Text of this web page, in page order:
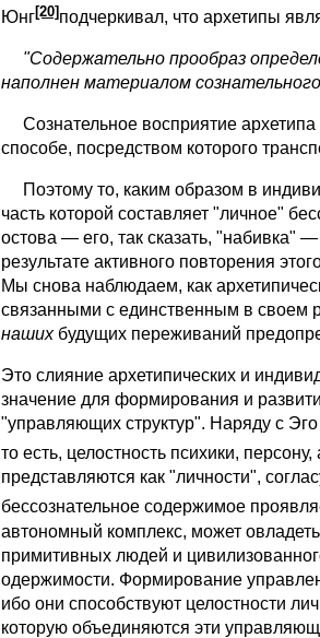
Юнг[20]подчеркивал, что архетипы
"Содержательно прообраз
наполнен материалом
Сознательное восприятие архетипа
способе, посредством которого
Поэтому то, каким образом в
часть которой составляет "личное"
остова — его, так сказать, "набивка"
результате активного повторения
Мы снова наблюдаем, как
связанными с единственным в своем
наших будущих переживаний
Это слияние архетипических и
значение для формирования и
"управляющих структур". Наряду с Эго
то есть, целостность психики,
представляются как "личности",
бессознательное содержимое
автономный комплекс, может
примитивных людей и
одержимости. Формирование
ибо они способствуют целостности
которую объединяются эти